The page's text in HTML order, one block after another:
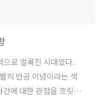
으로 얼룩진 시대였다.
히 반공 이념이라는 색
에 대한 관점을 흐릿하